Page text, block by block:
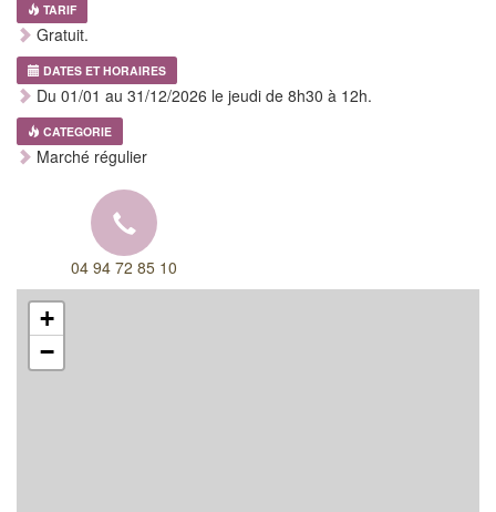
TARIF
Gratuit.
DATES ET HORAIRES
Du 01/01 au 31/12/2026 le jeudi de 8h30 à 12h.
CATEGORIE
Marché régulier
04 94 72 85 10
+
−